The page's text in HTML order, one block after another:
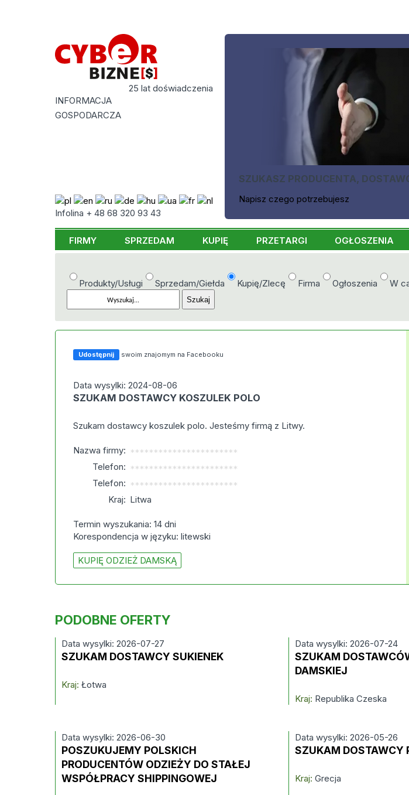
25 lat doświadczenia
INFORMACJA
GOSPODARCZA
Infolina + 48 68 320 93 43
SZUKASZ PRODUCENTA,
Napisz czego potrzebujesz
FIRMY SPRZEDAM KUPIĘ PRZETARGI OGŁOSZENIA
Produkty/Usługi Sprzedam/Giełda Kupię/Zlecę Firma Ogłoszenia W
Udostępnij swoim znajomym na Facebooku
Data wysylki: 2024-08-06
SZUKAM DOSTAWCY KOSZULEK POLO
Szukam dostawcy koszulek polo. Jesteśmy firmą z Litwy.
Nazwa firmy: ***********************
Telefon: ***********************
Telefon: ***********************
Kraj: Litwa
Termin wyszukania: 14 dni
Korespondencja w języku: litewski
KUPIĘ ODZIEŻ DAMSKĄ
PODOBNE OFERTY
Data wysylki: 2026-07-27
SZUKAM DOSTAWCY SUKIENEK
Kraj: Łotwa
Data wysylki: 2026-07-24
SZUKAM
DAMSKIEJ
Kraj: Republika Czeska
Data wysylki: 2026-06-30
POSZUKUJEMY POLSKICH
PRODUCENTÓW ODZIEŻY DO STAŁEJ
WSPÓŁPRACY SHIPPINGOWEJ
Data wysylki: 2026-05-26
SZUKAM DOSTAWCY
Kraj: Grecja